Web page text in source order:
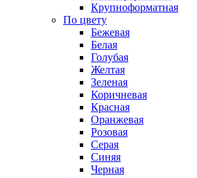
Крупноформатная
По цвету
Бежевая
Белая
Голубая
Желтая
Зеленая
Коричневая
Красная
Оранжевая
Розовая
Серая
Синяя
Черная